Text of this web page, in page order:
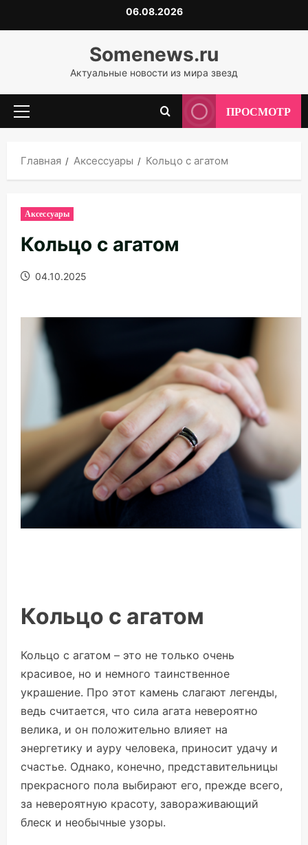
к
06.08.2026
Somenews.ru
Актуальные новости из мира звезд
Основное
ПРОСМОТР
Главная Аксессуары Кольцо с агатом
Аксессуары
Кольцо с агатом
04.10.2025
Кольцо с агатом
Кольцо с агатом – это не только очень
красивое, но и немного таинственное
украшение. Про этот камень слагают легенды,
ведь считается, что сила агата невероятно
велика, и он положительно влияет на
энергетику и ауру человека, приносит удачу и
счастье. Однако, конечно, представительницы
прекрасного пола выбирают его, прежде всего,
за невероятную красоту, завораживающий
блеск и необычные узоры.